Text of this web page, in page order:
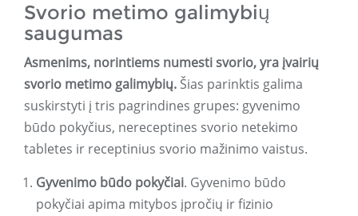
Svorio metimo galimybių
saugumas
Asmenims, norintiems numesti svorio, yra įvairių
svorio metimo galimybių. Šias parinktis galima
suskirstyti į tris pagrindines grupes: gyvenimo
būdo pokyčius, nereceptines svorio netekimo
tabletes ir receptinius svorio mažinimo vaistus.
Gyvenimo būdo pokyčiai. Gyvenimo būdo
pokyčiai apima mitybos įpročių ir fizinio